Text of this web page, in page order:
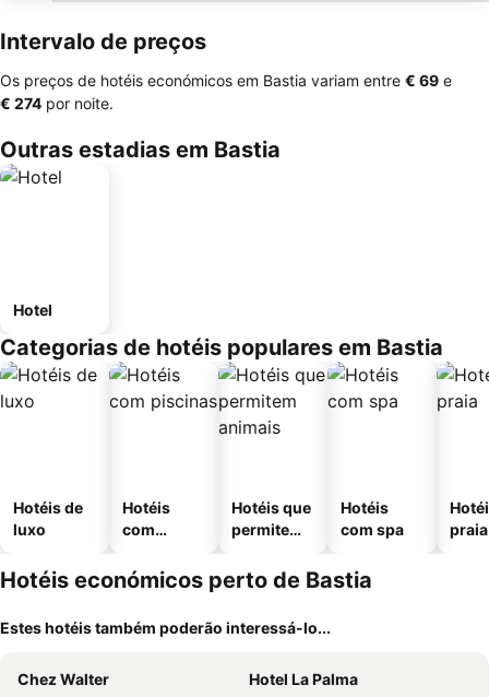
Intervalo de preços
Os preços de hotéis económicos em Bastia variam entre ‎€ 69 e
‎€ 274 por noite.
Outras estadias em Bastia
Hotel
Categorias de hotéis populares em Bastia
Hotéis de
luxo
Hotéis
com
Hotéis que
permitem
Hotéis
com spa
praia
Hotéis económicos perto de Bastia
Estes hotéis também poderão interessá-lo...
Chez Walter
Hotel La Palma